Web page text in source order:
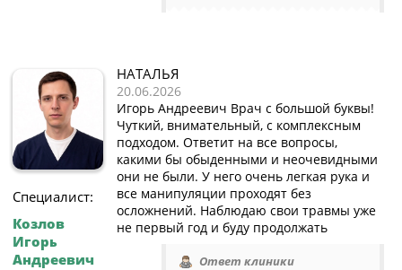
Специалист:
Козлов
Игорь
Андреевич
НАТАЛЬЯ
20.06.2026
Игорь Андреевич Врач с большой буквы!
Чуткий, внимательный, с комплексным
подходом. Ответит на все вопросы,
какими бы обыденными и неочевидными
они не были. У него очень легкая рука и
все манипуляции проходят без
осложнений. Наблюдаю свои травмы уже
не первый год и буду продолжать
Ответ клиники